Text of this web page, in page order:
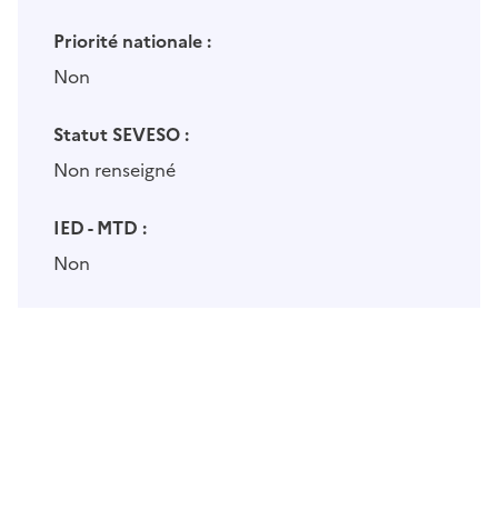
Priorité nationale :
Non
Statut SEVESO :
Non renseigné
IED - MTD :
Non